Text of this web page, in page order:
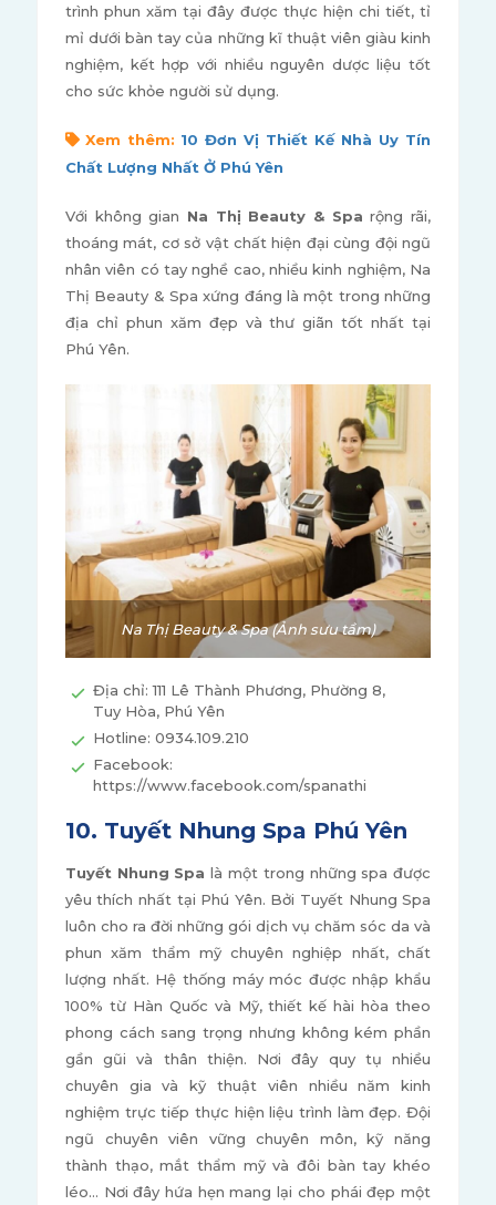
trình phun xăm tại đây được thực hiện chi tiết, tỉ
mỉ dưới bàn tay của những kĩ thuật viên giàu kinh
nghiệm, kết hợp với nhiều nguyên dược liệu tốt
cho sức khỏe người sử dụng.
Xem thêm: 10 Đơn Vị Thiết Kế Nhà Uy Tín
Chất Lượng Nhất Ở Phú Yên
Với không gian Na Thị Beauty & Spa rộng rãi,
thoáng mát, cơ sở vật chất hiện đại cùng đội ngũ
nhân viên có tay nghề cao, nhiều kinh nghiệm, Na
Thị Beauty & Spa xứng đáng là một trong những
địa chỉ phun xăm đẹp và thư giãn tốt nhất tại
Phú Yên.
Na Thị Beauty & Spa (Ảnh sưu tầm)
Địa chỉ: 111 Lê Thành Phương, Phường 8,
Tuy Hòa, Phú Yên
Hotline: 0934.109.210
Facebook:
https://www.facebook.com/spanathi
10. Tuyết Nhung Spa Phú Yên
Tuyết Nhung Spa là một trong những spa được
yêu thích nhất tại Phú Yên. Bởi Tuyết Nhung Spa
luôn cho ra đời những gói dịch vụ chăm sóc da và
phun xăm thẩm mỹ chuyên nghiệp nhất, chất
lượng nhất. Hệ thống máy móc được nhập khẩu
100% từ Hàn Quốc và Mỹ, thiết kế hài hòa theo
phong cách sang trọng nhưng không kém phần
gần gũi và thân thiện. Nơi đây quy tụ nhiều
chuyên gia và kỹ thuật viên nhiều năm kinh
nghiệm trực tiếp thực hiện liệu trình làm đẹp. Đội
ngũ chuyên viên vững chuyên môn, kỹ năng
thành thạo, mắt thẩm mỹ và đôi bàn tay khéo
léo… Nơi đây hứa hẹn mang lại cho phái đẹp một